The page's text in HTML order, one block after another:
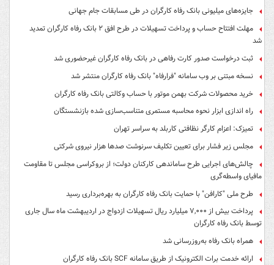
جایزه‌های میلیونی بانک رفاه کارگران در طی مسابقات جام جهانی
مهلت افتتاح حساب و پرداخت تسهیلات در طرح افق ۲ بانک رفاه کارگران تمدید
شد
ثبت درخواست صدور کارت رفاهی در بانک رفاه کارگران غیرحضوری شد
نسخه مبتنی بر وب سامانه "فرارفاه" بانک رفاه کارگران منتشر شد
خرید محصولات شرکت بهمن موتور با حساب وکالتی بانک رفاه کارگران
راه اندازی ابزار نحوه محاسبه مستمری متناسب‌سازی شده بازنشستگان
تمیزک: اعزام کارگر نظافتی کاربلد به سراسر تهران
مجلس زیر فشار برای تعیین تکلیف سرنوشت صدها هزار نیروی شرکتی
چالش‌های اجرایی طرح ساماندهی کارکنان دولت؛ از بروکراسی مجلس تا مقاومت
مافیای واسطه‌گری
طرح ملی "کارافن" با حمایت بانک رفاه کارگران به بهره‌برداری رسید
پرداخت بیش از ۷,۰۰۰ میلیارد ریال تسهیلات ازدواج در اردیبهشت ماه سال جاری
توسط بانک رفاه کارگران
همراه بانک رفاه به‌روزرسانی شد
ارائه خدمت برات الکترونیک از طریق سامانه SCF بانک رفاه کارگران